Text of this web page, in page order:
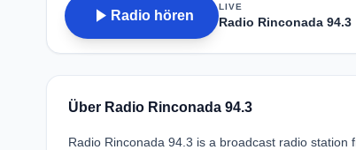
play_arrow Radio hören
LIVE
Radio Rinconada 94.3
Über Radio Rinconada 94.3
Radio Rinconada 94.3 is a broadcast radio station